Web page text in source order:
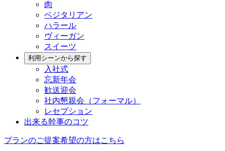
肉
ベジタリアン
ハラール
ヴィーガン
スイーツ
利用シーンから探す
入社式
忘新年会
歓送迎会
社内懇親会（フォーマル）
レセプション
出来る幹事のコツ
プランのご提案希望の方はこちら